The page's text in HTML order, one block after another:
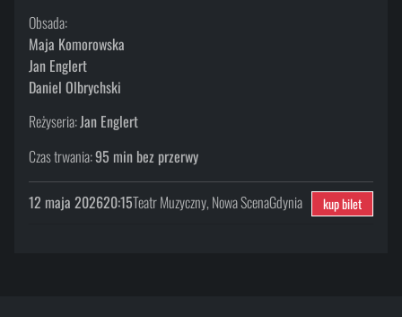
Obsada:
Maja Komorowska
Jan Englert
Daniel Olbrychski
Reżyseria:Jan Englert
Czas trwania:95 min bez przerwy
12 maja 202620:15Teatr Muzyczny, Nowa ScenaGdynia kup bilet